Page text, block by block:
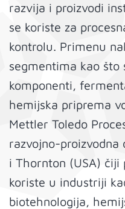
razvija i proizvodi
se koriste za
kontrolu. Primenu
segmentima kao što
komponenti,
hemijska priprema
Mettler Toledo
razvojno-proizvodna
i Thornton (USA) čiji
koriste u industriji
biotehnologija,